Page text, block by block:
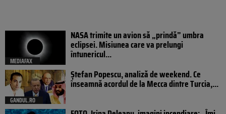
MEDIAFAX
NASA trimite un avion să „prindă” umbra
eclipsei. Misiunea care va prelungi
întunericul...
GANDUL.RO
Ștefan Popescu, analiză de weekend. Ce
înseamnă acordul de la Mecca dintre Turcia,...